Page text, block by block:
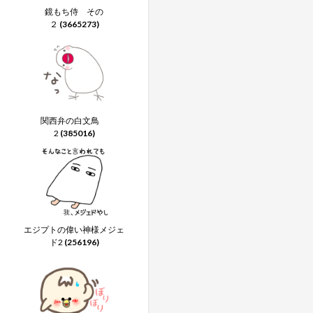
鏡もち侍 その
２ (3665273)
関西弁の白文鳥
2 (385016)
エジプトの偉い神様メジェ
ド2 (256196)